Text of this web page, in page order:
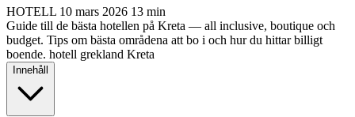
HOTELL 10 mars 2026 13 min
Guide till de bästa hotellen på Kreta — all inclusive, boutique och
budget. Tips om bästa områdena att bo i och hur du hittar billigt
boende. hotell grekland Kreta
Innehåll